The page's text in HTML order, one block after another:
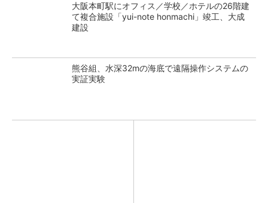
大阪本町駅にオフィス／学校／ホテルの26階建
て複合施設「yui-note honmachi」竣工、大成
建設
熊谷組、水深32mの海底で遠隔操作システムの
実証実験